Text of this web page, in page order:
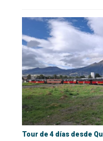
Tour de 4 días desde